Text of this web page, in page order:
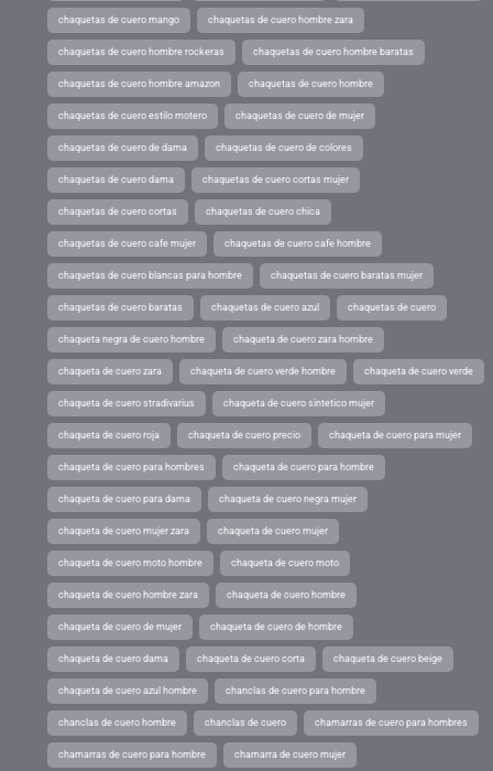
chaquetas de cuero mango chaquetas de cuero hombre zara
chaquetas de cuero hombre rockeras chaquetas de cuero hombre baratas
chaquetas de cuero hombre amazon chaquetas de cuero hombre
chaquetas de cuero estilo motero chaquetas de cuero de mujer
chaquetas de cuero de dama chaquetas de cuero de colores
chaquetas de cuero dama chaquetas de cuero cortas mujer
chaquetas de cuero cortas chaquetas de cuero chica
chaquetas de cuero cafe mujer chaquetas de cuero cafe hombre
chaquetas de cuero blancas para hombre chaquetas de cuero baratas mujer
chaquetas de cuero baratas chaquetas de cuero azul chaquetas de cuero
chaqueta negra de cuero hombre chaqueta de cuero zara hombre
chaqueta de cuero zara chaqueta de cuero verde hombre chaqueta de cuero verde
chaqueta de cuero stradivarius chaqueta de cuero sintetico mujer
chaqueta de cuero roja chaqueta de cuero precio chaqueta de cuero para mujer
chaqueta de cuero para hombres chaqueta de cuero para hombre
chaqueta de cuero para dama chaqueta de cuero negra mujer
chaqueta de cuero mujer zara chaqueta de cuero mujer
chaqueta de cuero moto hombre chaqueta de cuero moto
chaqueta de cuero hombre zara chaqueta de cuero hombre
chaqueta de cuero de mujer chaqueta de cuero de hombre
chaqueta de cuero dama chaqueta de cuero corta chaqueta de cuero beige
chaqueta de cuero azul hombre chanclas de cuero para hombre
chanclas de cuero hombre chanclas de cuero chamarras de cuero para hombres
chamarras de cuero para hombre chamarra de cuero mujer